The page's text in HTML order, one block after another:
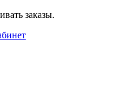
заказы.